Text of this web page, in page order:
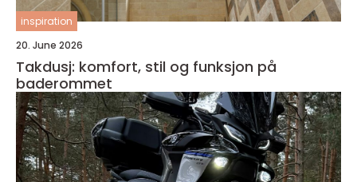
inspiration
20. June 2026
Takdusj: komfort, stil og funksjon på
baderommet